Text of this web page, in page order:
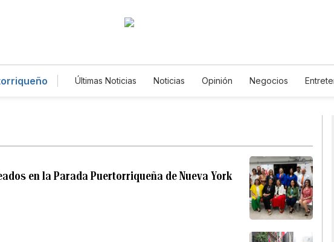
Últimas Noticias Noticias Opinión Negocios
en la Parada Puertorriqueña de Nueva York